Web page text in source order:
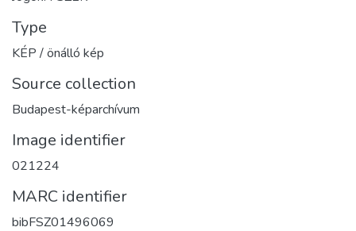
Type
KÉP / önálló kép
Source collection
Budapest-képarchívum
Image identifier
021224
MARC identifier
bibFSZ01496069